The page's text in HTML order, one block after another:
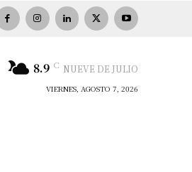
8.9 C NUEVE DE JULIO
VIERNES, AGOSTO 7, 2026